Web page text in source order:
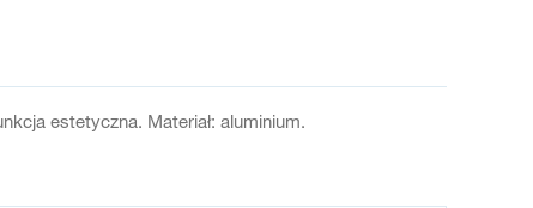
estetyczna. Materiał: aluminium.